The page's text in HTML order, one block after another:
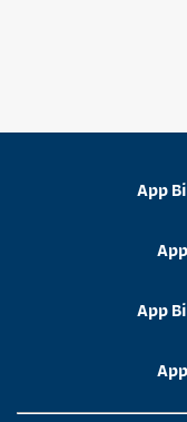
App
App